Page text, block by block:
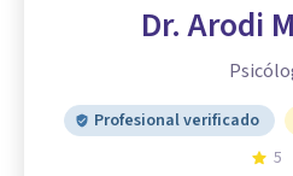
Dr. Arodi
Profesional verificado
5